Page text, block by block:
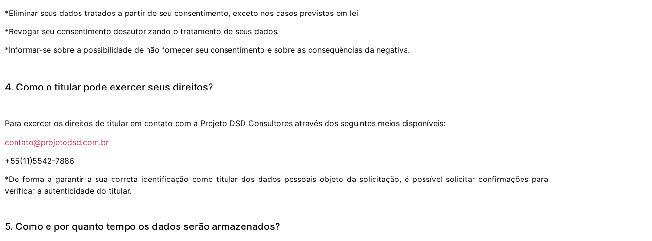
*Eliminar seus dados tratados a partir de seu consentimento, exceto nos casos previstos em lei.
*Revogar seu consentimento desautorizando o tratamento de seus dados.
*Informar-se sobre a possibilidade de não fornecer seu consentimento e sobre as consequências da negativa.
4. Como o titular pode exercer seus direitos?
Para exercer os direitos de titular em contato com a Projeto DSD Consultores através dos seguintes meios disponíveis:
contato@projetodsd.com.br
+55(11)5542-7886
*De forma a garantir a sua correta identificação como titular dos dados pessoais objeto da solicitação, é possível solicitar confirmações para
verificar a autenticidade do titular.
5. Como e por quanto tempo os dados serão armazenados?